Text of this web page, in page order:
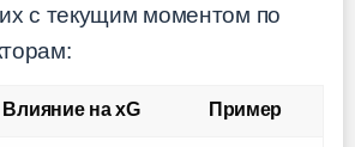
с текущим моментом по
Влияние на xG Пример